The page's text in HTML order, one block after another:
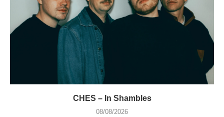
CHES – In Shambles
08/08/2026